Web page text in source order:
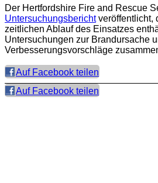
Der Hertfordshire Fire and Rescue
Untersuchungsberichtveröffentlicht,
zeitlichen Ablauf des Einsatzes
Untersuchungen zur Brandursache
Verbesserungsvorschläge
Auf Facebook teilen
Auf Facebook teilen